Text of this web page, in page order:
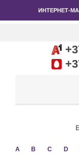
ИНТЕРНЕТ-
A B C D